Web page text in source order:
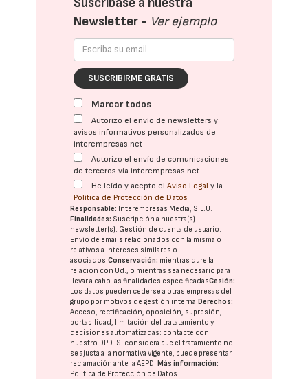
Newsletter - Ver ejemplo
SUSCRIBIRME GRATIS
Marcar todos
Autorizo el envío de newsletters y
avisos informativos personalizados de
interempresas.net
Autorizo el envío de comunicaciones
de terceros vía interempresas.net
He leído y acepto elAviso Legal y la
Política de Protección de Datos
Responsable: Interempresas Media, S.L.U.
Finalidades: Suscripción a nuestra(s)
newsletter(s). Gestión de cuenta de usuario.
Envío de emails relacionados con la misma o
relativos a intereses similares o
asociados.Conservación: mientras dure la
relación con Ud., o mientras sea necesario para
llevar a cabo las finalidades especificadasCesión:
Los datos pueden cederse a otras empresas del
grupo por motivos de gestión interna.Derechos:
Acceso, rectificación, oposición, supresión,
portabilidad, limitación del tratatamiento y
decisiones automatizadas: contacte con
nuestro DPD. Si considera que el tratamiento no
se ajusta a la normativa vigente, puede presentar
reclamación ante laAEPD.Más información:
Política de Protección de Datos